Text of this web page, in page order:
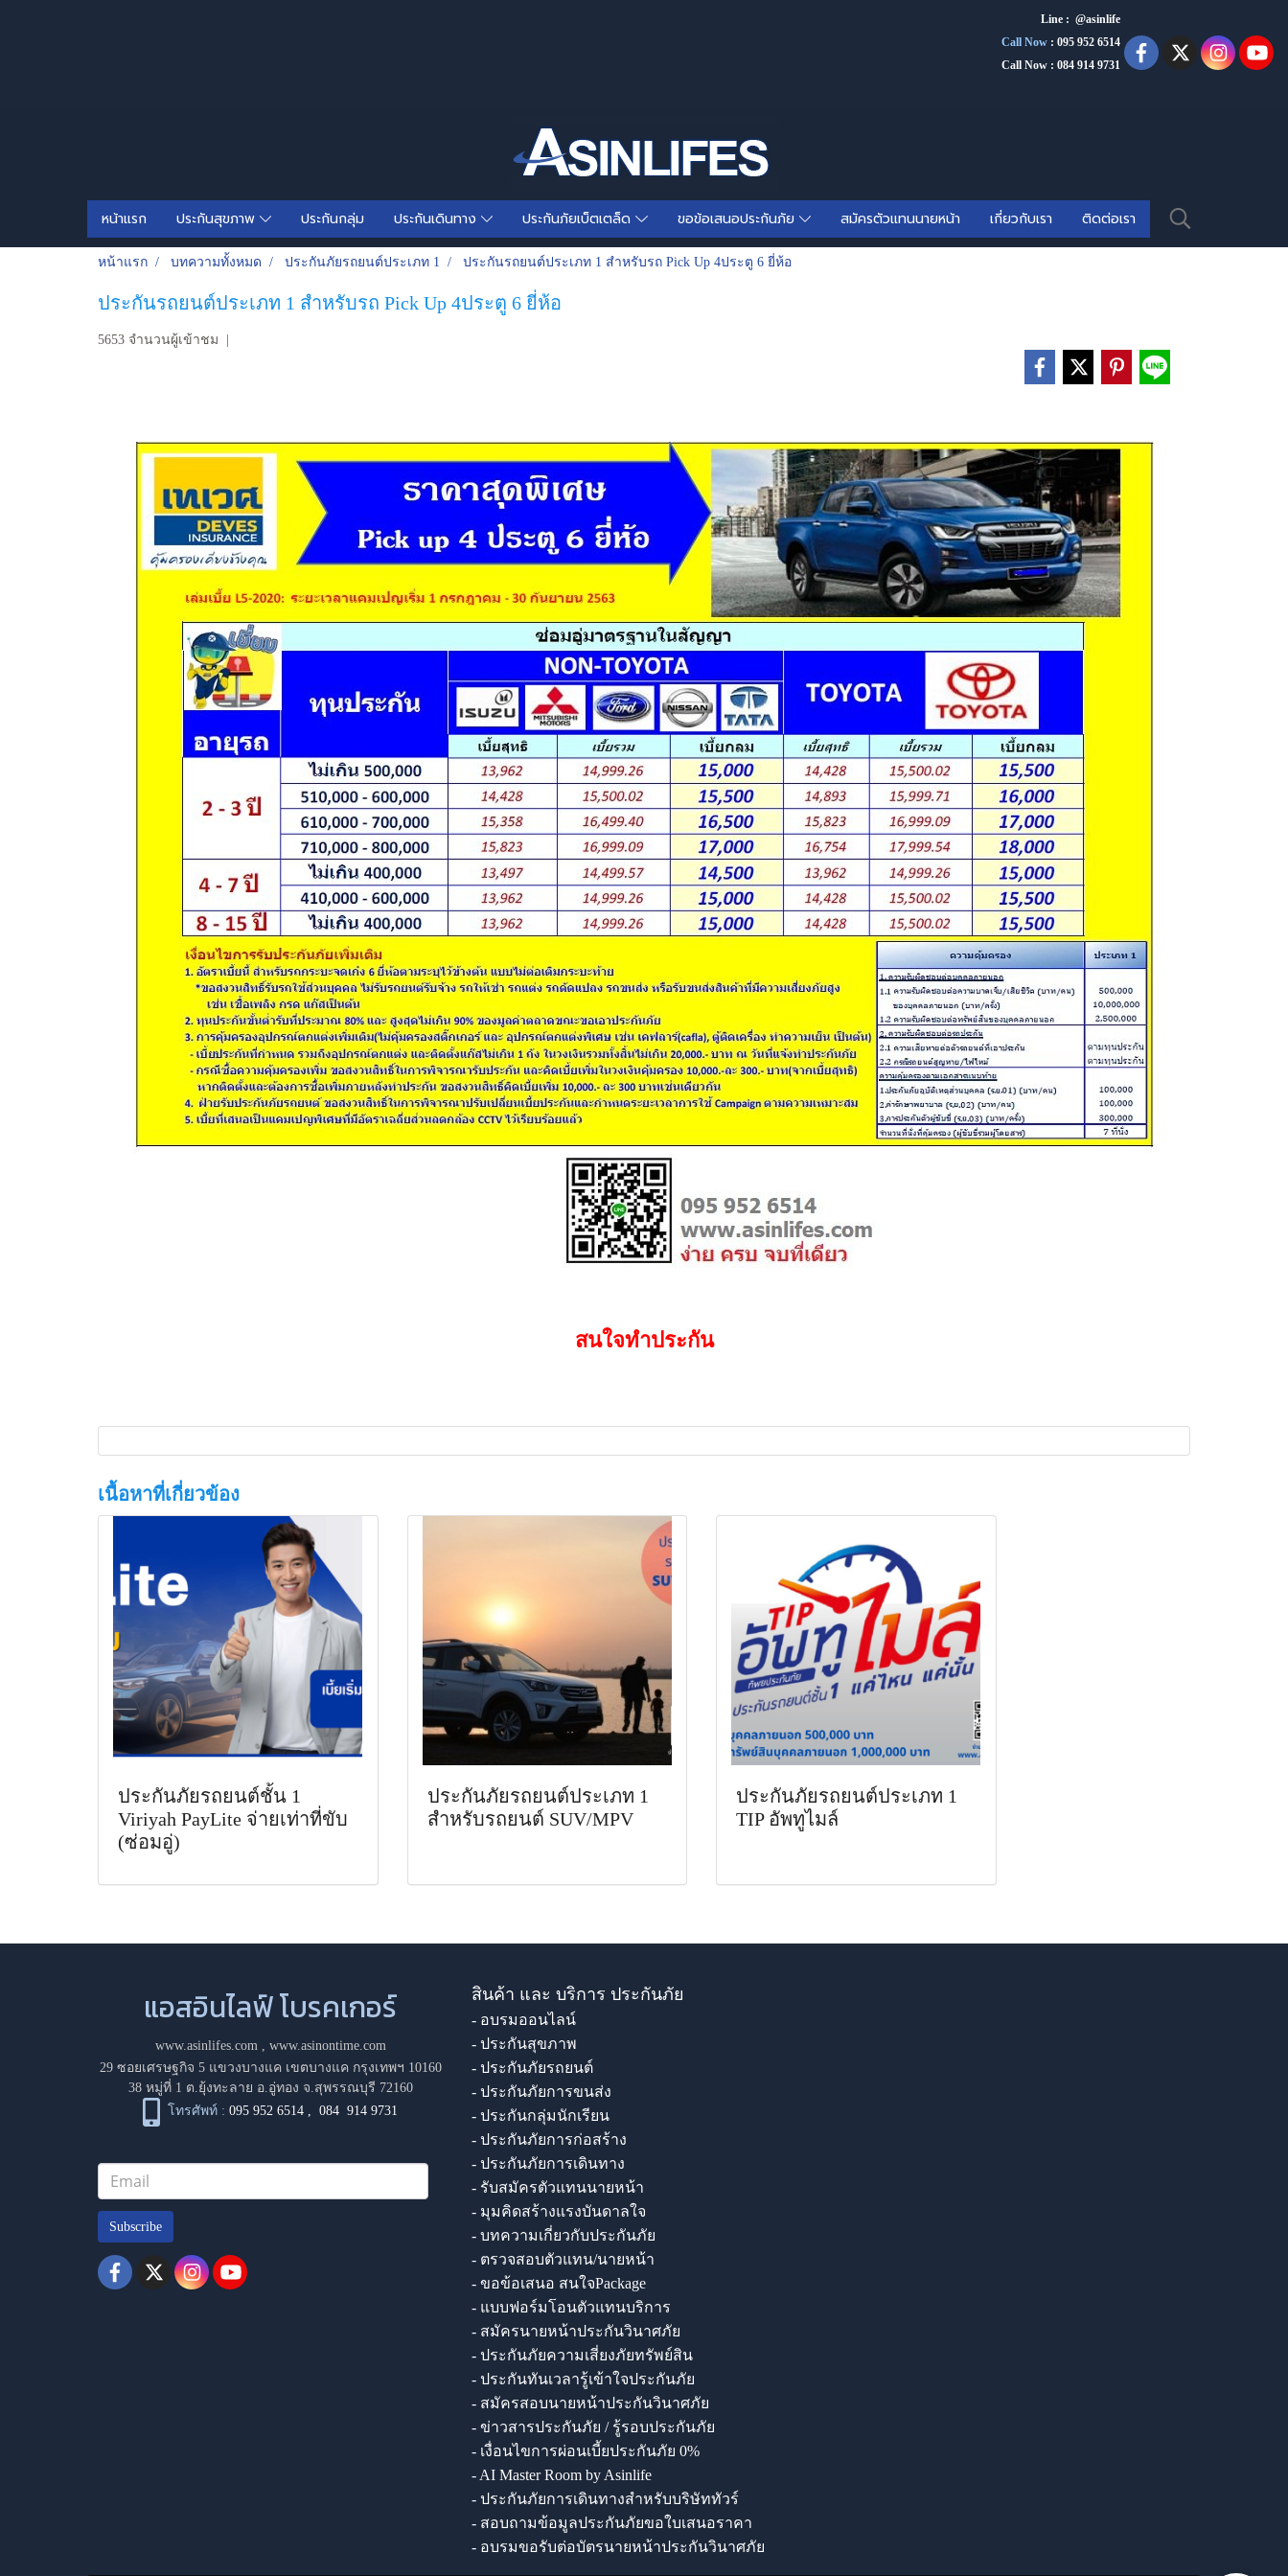
Line : @asinlife
Call Now : 095 952 6514
Call Now : 084 914 9731
หน้าแรก ประกันสุขภาพ ประกันกลุ่ม ประกันเดินทาง ประกันภัยเบ็ตเตล็ด ขอข้อเสนอประกันภัย สมัครตัวแทนนายหน้า เกี่ยวกับเรา ติดต่อเรา
หน้าแรก บทความทั้งหมด ประกันภัยรถยนต์ประเภท 1 ประกันรถยนต์ประเภท 1 สำหรับรถ Pick Up 4ประตู 6 ยี่ห้อ
ประกันรถยนต์ประเภท 1 สำหรับรถ Pick Up 4ประตู 6 ยี่ห้อ
5653 จำนวนผู้เข้าชม
สนใจทำประกัน
เนื้อหาที่เกี่ยวข้อง
ประกันภัยรถยนต์ชั้น 1
Viriyah PayLite จ่ายเท่าที่ขับ
(ซ่อมอู่)
ประกันภัยรถยนต์ประเภท 1
สำหรับรถยนต์ SUV/MPV
ประกันภัยรถยนต์ประเภท 1
TIP อัพทูไมล์
แอสอินไลฟ์ โบรคเกอร์
www.asinlifes.com
www.asinontime.com
29 ซอยเศรษฐกิจ 5 แขวงบางแค เขตบางแค กรุงเทพฯ 10160
38 หมู่ที่ 1 ต.ยุ้งทะลาย อ.อู่ทอง จ.สุพรรณบุรี 72160
โทรศัพท์ : 095 952 6514 ,084 914 9731
Subscribe
สินค้า และ บริการ ประกันภัย
- อบรมออนไลน์
- ประกันสุขภาพ
- ประกันภัยรถยนต์
- ประกันภัยการขนส่ง
- ประกันกลุ่มนักเรียน
- ประกันภัยการก่อสร้าง
- ประกันภัยการเดินทาง
- รับสมัครตัวแทนนายหน้า
- มุมคิดสร้างแรงบันดาลใจ
- บทความเกี่ยวกับประกันภัย
- ตรวจสอบตัวแทน/นายหน้า
- ขอข้อเสนอ สนใจPackage
- แบบฟอร์มโอนตัวแทนบริการ
- สมัครนายหน้าประกันวินาศภัย
- ประกันภัยความเสี่ยงภัยทรัพย์สิน
- ประกันทันเวลารู้เข้าใจประกันภัย
- สมัครสอบนายหน้าประกันวินาศภัย
- ข่าวสารประกันภัย / รู้รอบประกันภัย
- เงื่อนไขการผ่อนเบี้ยประกันภัย 0%
- AI Master Room by Asinlife
- ประกันภัยการเดินทางสำหรับบริษัททัวร์
- สอบถามข้อมูลประกันภัยขอใบเสนอราคา
- อบรมขอรับต่อบัตรนายหน้าประกันวินาศภัย